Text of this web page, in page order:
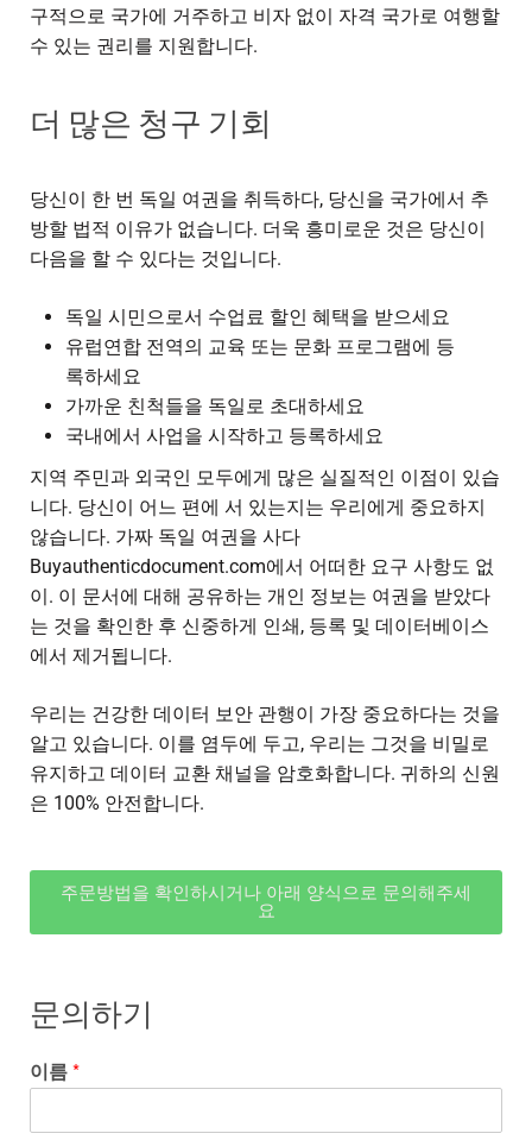
구적으로 국가에 거주하고 비자 없이 자격 국가로 여행할
수 있는 권리를 지원합니다.
더 많은 청구 기회
당신이 한 번 독일 여권을 취득하다, 당신을 국가에서 추
방할 법적 이유가 없습니다. 더욱 흥미로운 것은 당신이
다음을 할 수 있다는 것입니다.
독일 시민으로서 수업료 할인 혜택을 받으세요
유럽연합 전역의 교육 또는 문화 프로그램에 등
록하세요
가까운 친척들을 독일로 초대하세요
국내에서 사업을 시작하고 등록하세요
지역 주민과 외국인 모두에게 많은 실질적인 이점이 있습
니다. 당신이 어느 편에 서 있는지는 우리에게 중요하지
않습니다. 가짜 독일 여권을 사다
Buyauthenticdocument.com에서 어떠한 요구 사항도 없
이. 이 문서에 대해 공유하는 개인 정보는 여권을 받았다
는 것을 확인한 후 신중하게 인쇄, 등록 및 데이터베이스
에서 제거됩니다.
우리는 건강한 데이터 보안 관행이 가장 중요하다는 것을
알고 있습니다. 이를 염두에 두고, 우리는 그것을 비밀로
유지하고 데이터 교환 채널을 암호화합니다. 귀하의 신원
은 100% 안전합니다.
주문방법을 확인하시거나 아래 양식으로 문의해주세
요
문의하기
이름*